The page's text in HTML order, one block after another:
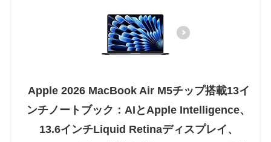
Apple 2026 MacBook Air M5チップ搭載13イ
ンチノートブック：AIとApple Intelligence、
13.6インチLiquid Retinaディスプレイ、